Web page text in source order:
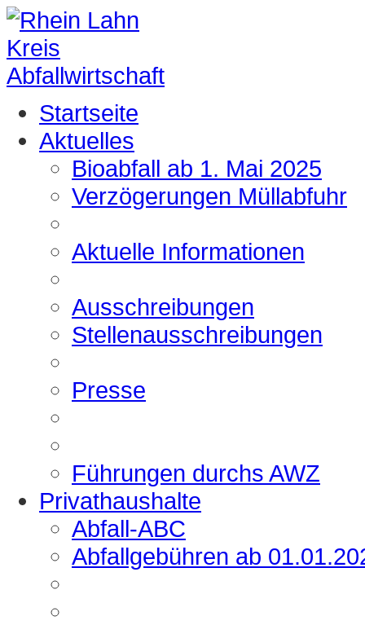
Startseite
Aktuelles
Bioabfall ab 1. Mai 2025
Verzögerungen Müllabfuhr
Aktuelle Informationen
Ausschreibungen
Stellenausschreibungen
Presse
Führungen durchs AWZ
Privathaushalte
Abfall-ABC
Abfallgebühren ab